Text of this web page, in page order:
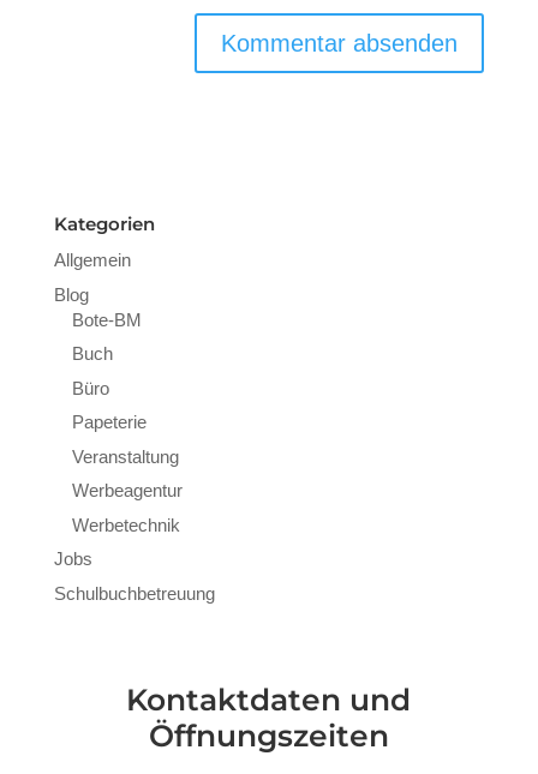
Kategorien
Allgemein
Blog
Bote-BM
Buch
Büro
Papeterie
Veranstaltung
Werbeagentur
Werbetechnik
Jobs
Schulbuchbetreuung
Kontaktdaten und
Öffnungszeiten